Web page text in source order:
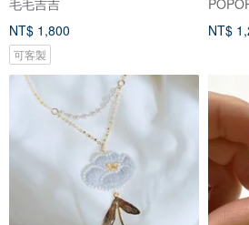
NT$ 1,800
可客製
NT$